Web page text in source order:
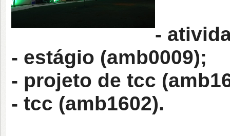
-
- estágio (amb0009);
- projeto de tcc
- tcc (amb1602).